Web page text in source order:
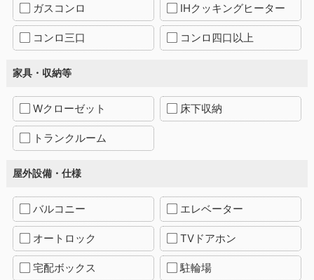
ガスコンロ IHクッキングヒーター
コンロ三口 コンロ四口以上
家具・収納等
Wクローゼット 床下収納
トランクルーム
屋外設備・仕様
バルコニー エレベーター
オートロック TVドアホン
宅配ボックス 駐輪場